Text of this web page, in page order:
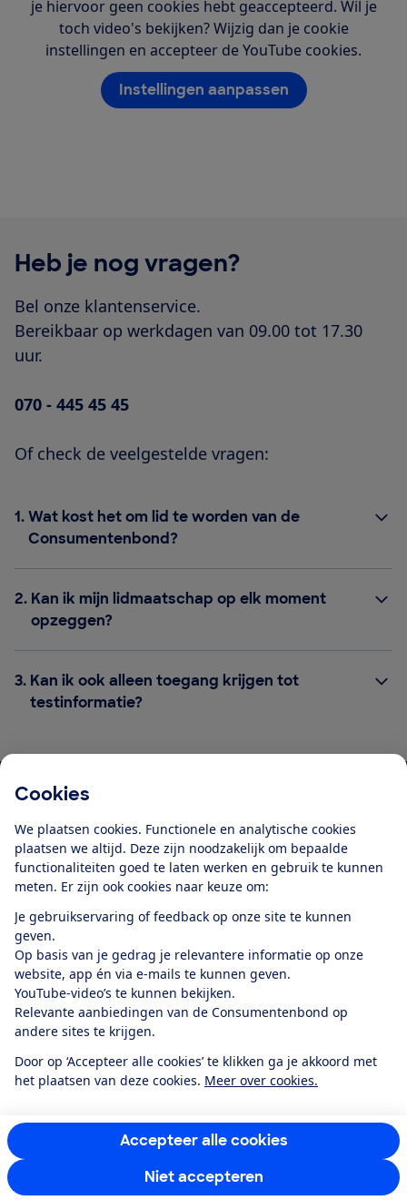
Cookies
We plaatsen cookies. Functionele en analytische cookies
plaatsen we altijd. Deze zijn noodzakelijk om bepaalde
functionaliteiten goed te laten werken en gebruik te kunnen
meten. Er zijn ook cookies naar keuze om:
Je gebruikservaring of feedback op onze site te kunnen
geven.
Op basis van je gedrag je relevantere informatie op onze
website, app én via e-mails te kunnen geven.
YouTube-video’s te kunnen bekijken.
Relevante aanbiedingen van de Consumentenbond op
andere sites te krijgen.
Door op ‘Accepteer alle cookies’ te klikken ga je akkoord met
het plaatsen van deze cookies. Meer over cookies.
Accepteer alle cookies
Niet accepteren
je hiervoor geen cookies hebt geaccepteerd. Wil je
toch video's bekijken? Wijzig dan je cookie
instellingen en accepteer de YouTube cookies.
Instellingen aanpassen
Heb je nog vragen?
Bel onze klantenservice.
Bereikbaar op werkdagen van 09.00 tot 17.30
uur.
070 - 445 45 45
Of check de veelgestelde vragen:
1.Wat kost het om lid te worden van de
Consumentenbond?
2. Kan ik mijn lidmaatschap op elk moment
opzeggen?
3. Kan ik ook alleen toegang krijgen tot
testinformatie?
Alles over de
app
Algemene Voorwaarden
Privacyverklaring
Cookiebeleid
Privacyvoorkeuren
Toegankelijkheid
RSS-feed nieuws
Facebook
TwitterInstagram
YoutubeLinkedIn
12.901consumentenbeoordelen de Consumentenbondmet gemiddeld